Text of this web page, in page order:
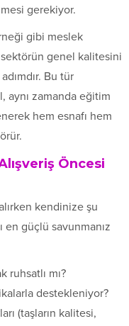
gerekiyor.
gibi meslek
genel kalitesini
Bu tür
aynı zamanda eğitim
hem esnafı hem
Öncesi
kendinize şu
en güçlü savunmanız
ruhsatlı mı?
destekleniyor?
(taşların kalitesi,